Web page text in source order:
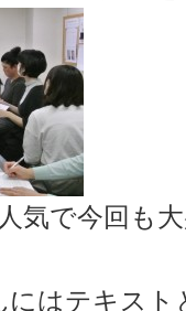
気で今回も
にはテキス